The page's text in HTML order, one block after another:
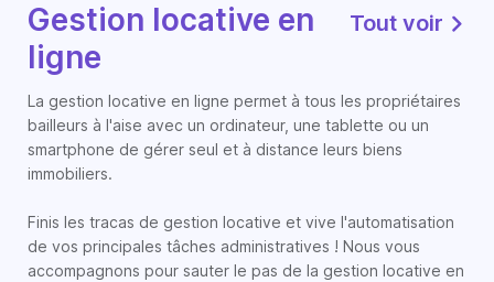
Gestion locative en
ligne
Tout voir
La gestion locative en ligne permet à tous les propriétaires
bailleurs à l'aise avec un ordinateur, une tablette ou un
smartphone de gérer seul et à distance leurs biens
immobiliers.
Finis les tracas de gestion locative et vive l'automatisation
de vos principales tâches administratives ! Nous vous
accompagnons pour sauter le pas de la gestion locative en